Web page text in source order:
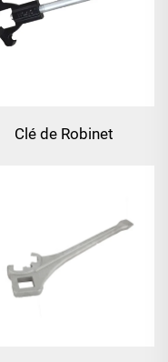
Clé de Robinet